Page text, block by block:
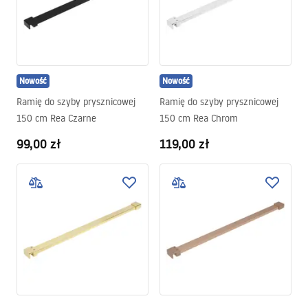
Nowość
Ramię do szyby prysznicowej
150 cm Rea Czarne
99,00 zł
Nowość
Ramię do szyby prysznicowej
150 cm Rea Chrom
119,00 zł